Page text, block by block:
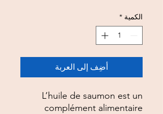
الكمية *
أضِف إلى العربة
L’huile de saumon est un
complément alimentaire